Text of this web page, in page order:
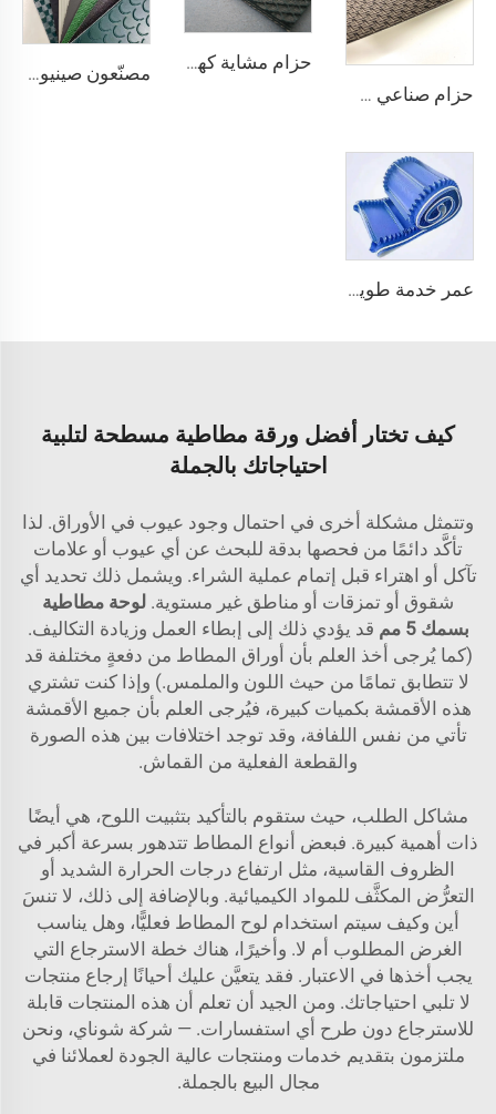
حزام صناعي صيني لتتبع وتلميع الحزام الناقل الماسي من مادة PVC
حزام مشاية كهربائية من البلاستيك PVC عالي الجودة من مورد صيني، ناعم وهادئ ومطاطي ويظل مستقرًا ومقاومًا للانزلاق مصنّعون صينيون لمصانع التصنيع حسب الطلب لأنواع pu وpvc وpvk من أحزمة النقل البوليسترية
عمر خدمة طويل، فعّال من حيث التكلفة، جودة صينية، حزام ناقل بسمك 3.1 مم على شكل لفافة، PVC بسمك 3.5 مم، حزام ناقل أبيض لا نهائي للاستخدام في الصناعات الغذائية
كيف تختار أفضل ورقة مطاطية مسطحة لتلبية
احتياجاتك بالجملة
وتتمثل مشكلة أخرى في احتمال وجود عيوب في الأوراق. لذا
تأكَّد دائمًا من فحصها بدقة للبحث عن أي عيوب أو علامات
تآكل أو اهتراء قبل إتمام عملية الشراء. ويشمل ذلك تحديد أي
شقوق أو تمزقات أو مناطق غير مستوية. لوحة مطاطية
بسمك 5 مم
قد يؤدي ذلك إلى إبطاء العمل وزيادة التكاليف.
(كما يُرجى أخذ العلم بأن أوراق المطاط من دفعةٍ مختلفة قد
لا تتطابق تمامًا من حيث اللون والملمس.) وإذا كنت تشتري
هذه الأقمشة بكميات كبيرة، فيُرجى العلم بأن جميع الأقمشة
تأتي من نفس اللفافة، وقد توجد اختلافات بين هذه الصورة
والقطعة الفعلية من القماش.
مشاكل الطلب، حيث ستقوم بالتأكيد بتثبيت اللوح، هي أيضًا
ذات أهمية كبيرة. فبعض أنواع المطاط تتدهور بسرعة أكبر في
الظروف القاسية، مثل ارتفاع درجات الحرارة الشديد أو
التعرُّض المكثَّف للمواد الكيميائية. وبالإضافة إلى ذلك، لا تنسَ
أين وكيف سيتم استخدام لوح المطاط فعليًّا، وهل يناسب
الغرض المطلوب أم لا. وأخيرًا، هناك خطة الاسترجاع التي
يجب أخذها في الاعتبار. فقد يتعيَّن عليك أحيانًا إرجاع منتجات
لا تلبي احتياجاتك. ومن الجيد أن تعلم أن هذه المنتجات قابلة
للاسترجاع دون طرح أي استفسارات. — شركة شوناي، ونحن
ملتزمون بتقديم خدمات ومنتجات عالية الجودة لعملائنا في
مجال البيع بالجملة.